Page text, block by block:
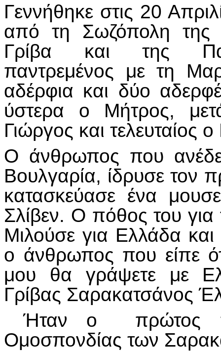
Γεννήθηκε στις 20
από τη Σωζόπολη της
Γρίβα και της
παντρεμένος με τη
αδέρφια και δύο
ύστερα ο Μήτρος,
Γιώργος και τελευταίος
Ο άνθρωπος που
Βουλγαρία, ίδρυσε τον
κατασκεύασε ένα
Σλίβεν. Ο πόθος του για
Μιλούσε για Ελλάδα
ο άνθρωπος που είπε
μου θα γράψετε με
Γρίβας Σαρακατσάνος
Ήταν ο πρώτος
Ομοσπονδίας των